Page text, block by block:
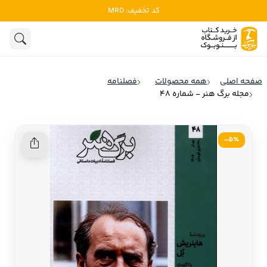
کد تخفیف: MRD
ادبیات
روانشناسی
تاریخ و سیاست
ادبیات فرانسه
ادبیات ایتالیا
ادبیات آمریکای لاتین
ادبیات آلمان
ادبیات ترکیه
ادبیات آسیا
صفحه اصلی همه محصولات
فصلنامه
مجله برگ هنر - شماره 48
5٪-